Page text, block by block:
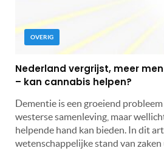
OVERIG
Nederland vergrijst, meer
– kan cannabis helpen?
Dementie is een groeiend
westerse samenleving, maar
helpende hand kan bieden. In dit
wetenschappelijke stand van zaken